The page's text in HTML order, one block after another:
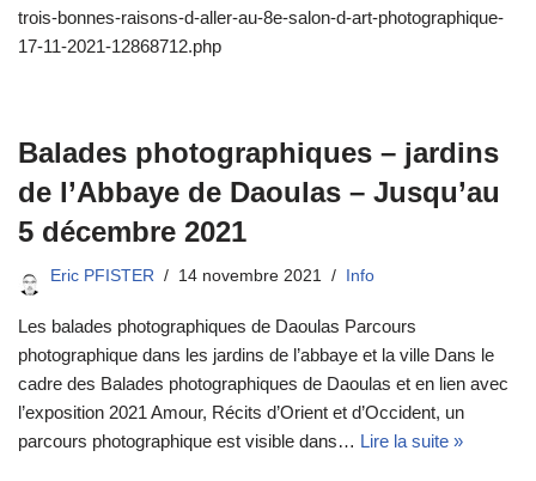
trois-bonnes-raisons-d-aller-au-8e-salon-d-art-photographique-
17-11-2021-12868712.php
Balades photographiques – jardins
de l’Abbaye de Daoulas – Jusqu’au
5 décembre 2021
Eric PFISTER 14 novembre 2021 Info
Les balades photographiques de Daoulas Parcours
photographique dans les jardins de l’abbaye et la ville Dans le
cadre des Balades photographiques de Daoulas et en lien avec
l’exposition 2021 Amour, Récits d’Orient et d’Occident, un
parcours photographique est visible dans… Lire la suite »